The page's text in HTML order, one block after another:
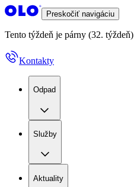
Preskočiť navigáciu
Tento týždeň je párny (32. týždeň)
Kontakty
Odpad
Služby
Aktuality